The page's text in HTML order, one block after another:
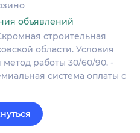
объявлений
строительная
области. Условия
метод работы 30/60/90. -
система оплаты с